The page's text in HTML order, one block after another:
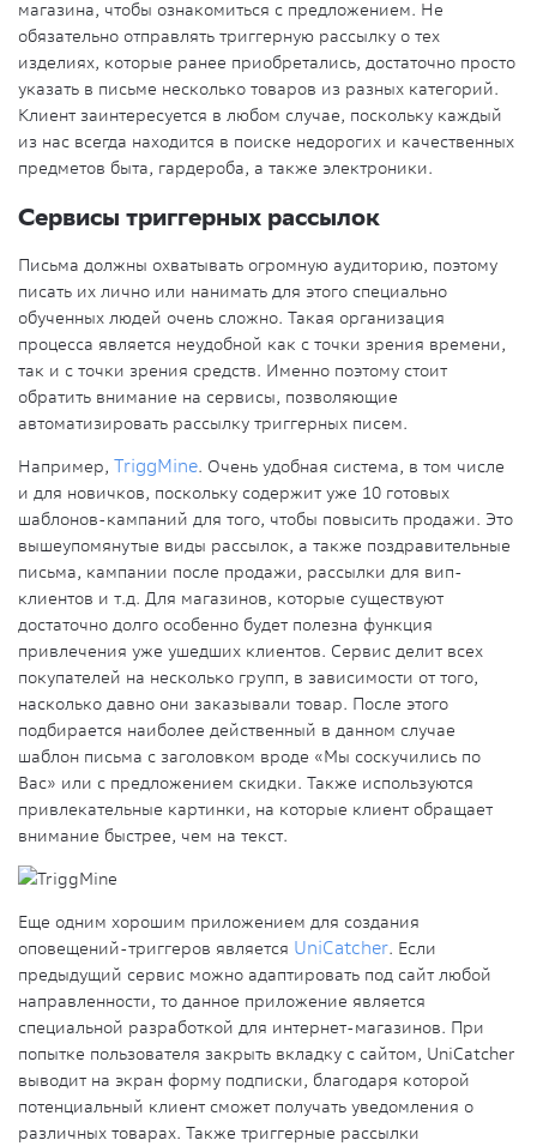
магазина, чтобы ознакомиться с предложением. Не
обязательно отправлять триггерную рассылку о тех
изделиях, которые ранее приобретались, достаточно просто
указать в письме несколько товаров из разных категорий.
Клиент заинтересуется в любом случае, поскольку каждый
из нас всегда находится в поиске недорогих и качественных
предметов быта, гардероба, а также электроники.
Сервисы триггерных рассылок
Письма должны охватывать огромную аудиторию, поэтому
писать их лично или нанимать для этого специально
обученных людей очень сложно. Такая организация
процесса является неудобной как с точки зрения времени,
так и с точки зрения средств. Именно поэтому стоит
обратить внимание на сервисы, позволяющие
автоматизировать рассылку триггерных писем.
Например, TriggMine. Очень удобная система, в том числе
и для новичков, поскольку содержит уже 10 готовых
шаблонов-кампаний для того, чтобы повысить продажи. Это
вышеупомянутые виды рассылок, а также поздравительные
письма, кампании после продажи, рассылки для вип-
клиентов и т.д. Для магазинов, которые существуют
достаточно долго особенно будет полезна функция
привлечения уже ушедших клиентов. Сервис делит всех
покупателей на несколько групп, в зависимости от того,
насколько давно они заказывали товар. После этого
подбирается наиболее действенный в данном случае
шаблон письма с заголовком вроде «Мы соскучились по
Вас» или с предложением скидки. Также используются
привлекательные картинки, на которые клиент обращает
внимание быстрее, чем на текст.
Еще одним хорошим приложением для создания
оповещений-триггеров является UniCatcher. Если
предыдущий сервис можно адаптировать под сайт любой
направленности, то данное приложение является
специальной разработкой для интернет-магазинов. При
попытке пользователя закрыть вкладку с сайтом, UniCatcher
выводит на экран форму подписки, благодаря которой
потенциальный клиент сможет получать уведомления о
различных товарах. Также триггерные рассылки